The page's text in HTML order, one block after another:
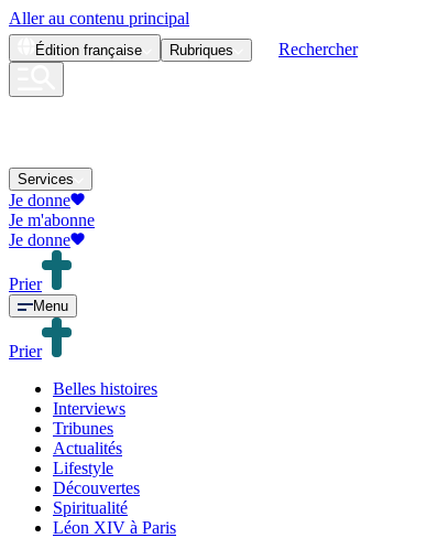
Aller au contenu principal
Édition française Rubriques Rechercher
Services
Je donne
Je m'abonne
Je donne
Prier
Menu
Prier
Belles histoires
Interviews
Tribunes
Actualités
Lifestyle
Découvertes
Spiritualité
Léon XIV à Paris